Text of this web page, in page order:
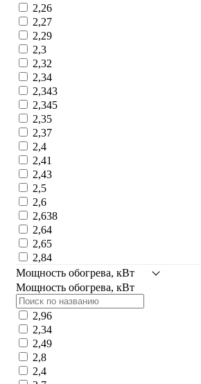
2,26
2,27
2,29
2,3
2,32
2,34
2,343
2,345
2,35
2,37
2,4
2,41
2,43
2,5
2,6
2,638
2,64
2,65
2,84
Мощность обогрева, кВт
Мощность обогрева, кВт
2,96
2,34
2,49
2,8
2,4